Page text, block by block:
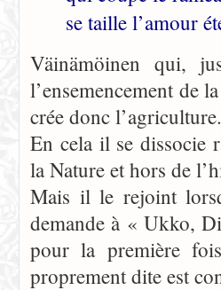
se taille l’amour
Väinämöinen qui,
l’ensemencement de
crée donc l’agriculture.
En cela il se dissocie
la Nature et hors de
Mais il le rejoint
demande à « Ukko,
pour la première
proprement dite est